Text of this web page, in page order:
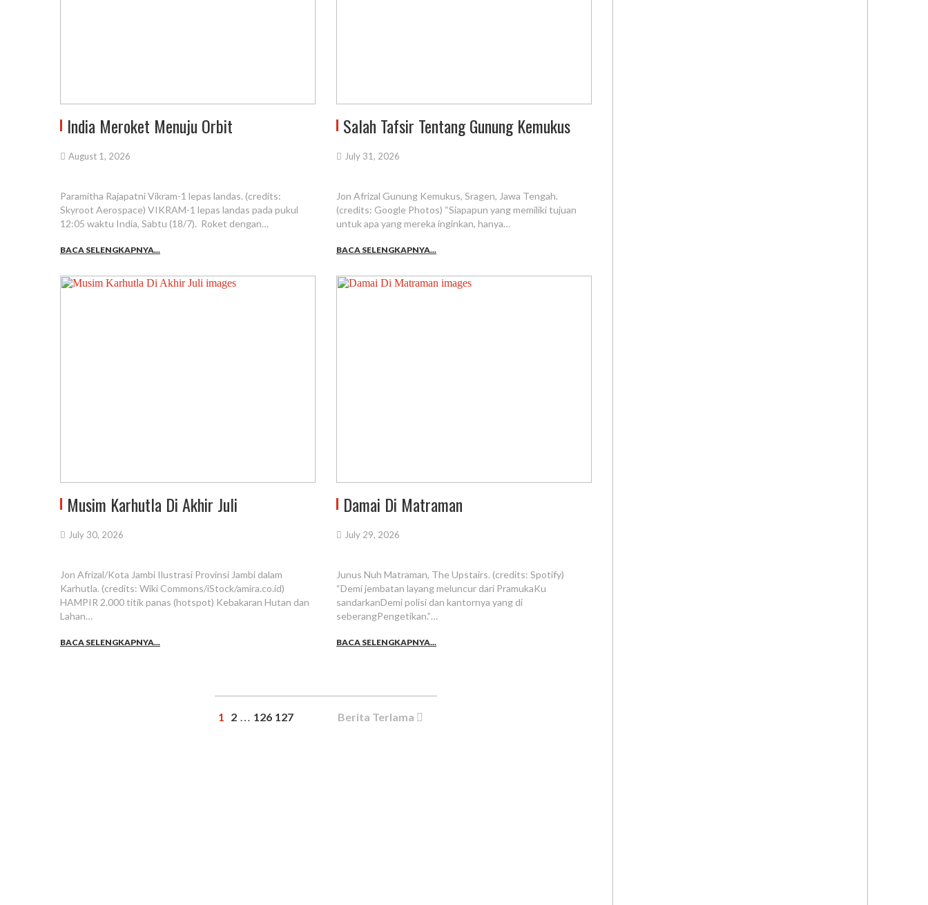
India Meroket Menuju Orbit
August 1, 2026
Paramitha Rajapatni Vikram-1 lepas landas. (credits:
Skyroot Aerospace) VIKRAM-1 lepas landas pada pukul
12:05 waktu India, Sabtu (18/7). Roket dengan…
BACA SELENGKAPNYA...
Salah Tafsir Tentang Gunung Kemukus
July 31, 2026
Jon Afrizal Gunung Kemukus, Sragen, Jawa Tengah.
(credits: Google Photos) “Siapapun yang memiliki tujuan
untuk apa yang mereka inginkan, hanya…
BACA SELENGKAPNYA...
Musim Karhutla Di Akhir Juli
July 30, 2026
Jon Afrizal/Kota Jambi Ilustrasi Provinsi Jambi dalam
Karhutla. (credits: Wiki Commons/iStock/amira.co.id)
HAMPIR 2.000 titik panas (hotspot) Kebakaran Hutan dan
Lahan…
BACA SELENGKAPNYA...
Damai Di Matraman
July 29, 2026
Junus Nuh Matraman, The Upstairs. (credits: Spotify)
“Demi jembatan layang meluncur dari PramukaKu
sandarkanDemi polisi dan kantornya yang di
seberangPengetikan.”…
BACA SELENGKAPNYA...
1 2 … 126 127 Berita Terlama